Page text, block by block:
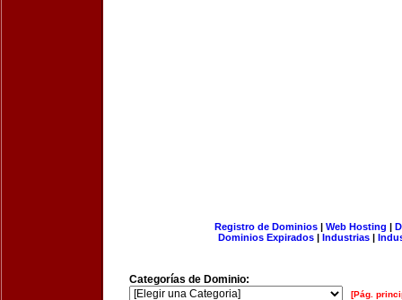
Registro de Dominios| Web Hosting |
Dominios Expirados | Industrias |
Categorías de Dominio:
[Pág.